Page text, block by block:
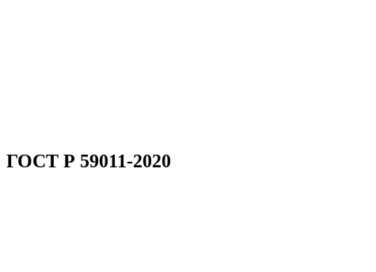
ГОСТ Р 59011-2020